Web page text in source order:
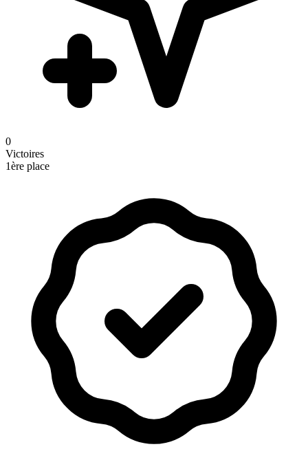
0
Victoires
1ère place